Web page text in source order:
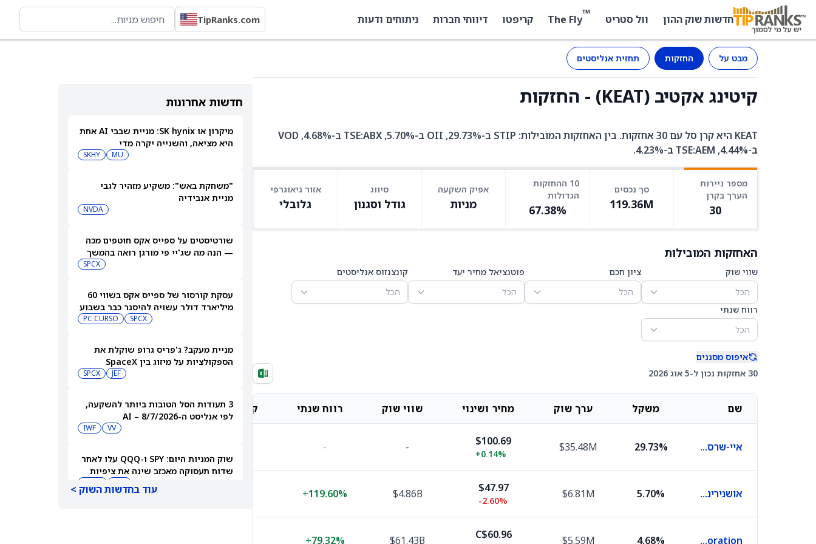
חדשות שוק ההון וול סטריט ™
The Fly קריפטו דיווחי חברות ניתוחים ודעות TipRanks.com
מבט על החזקות תחזית אנליסטים
קיטינג אקטיב (KEAT) - החזקות
KEAT היא קרן סל עם 30 אחזקות. בין האחזקות המובילות: STIP ב-29.73%, OII ב-5.70%, TSE:ABX ב-4.68%, VOD
ב-4.44%, TSE:AEM ב-4.23%.
מספר ניירות
הערך בקרן
30
סך נכסים
119.36M
10 ההחזקות
הגדולות
67.38%
אפיק השקעה
מניות
סיווג
גודל וסגנון
אזור גיאוגרפי
גלובלי
האחזקות המובילות
שווי שוק
הכל
ציון חכם
הכל
פוטנציאל מחיר יעד
הכל
קונצנזוס אנליסטים
הכל
רווח שנתי
הכל
איפוס מסננים
30 אחזקות נכון ל-5 אוג 2026
שם משקל ערך שוק מחיר ושינוי שווי שוק רווח שנתי קונצנזוס אנליסטים מחיר יעד אנליסטים
איי-שרס 0-5 ייר טיפס בונד 29.73%
$35.48M
$100.69
+0.14%
-
-
אושנירינג אינטרנשיונל 5.70%
$6.81M
$47.97
-2.60%
$4.86B
+119.60%
$43.50
Barrick Mining Corporation
4.68%
$5.59M
C$60.96
$61.43B
+79.32%
חדשות אחרונות
מיקרון או SK hynix: מניית שבבי AI אחת
היא מציאה, והשנייה יקרה מדי
MU
SKHY
"משחקת באש": משקיע מזהיר לגבי
מניית אנבידיה
NVDA
שורטיסטים על ספייס אקס חוטפים מכה
— הנה מה שג'יי פי מורגן רואה בהמשך
SPCX
עסקת קורסור של ספייס אקס בשווי 60
מיליארד דולר עשויה להיסגר כבר בשבוע
SPCX
PC:CURSO
מניית מעקב? ג'פריס גרופ שוקלת את
הספקולציות על מיזוג בין SpaceX
JEF
SPCX
3 תעודות הסל הטובות ביותר להשקעה,
לפי אנליסט ה-AI – 8/7/2026
VV
IWF
שוק המניות היום: SPY ו-QQQ עלו לאחר
שדוח תעסוקה מאכזב שינה את ציפיות
עוד בחדשות השוק >